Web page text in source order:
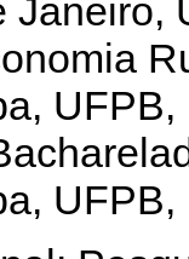
Janeiro,
UFPB,
UFPB,